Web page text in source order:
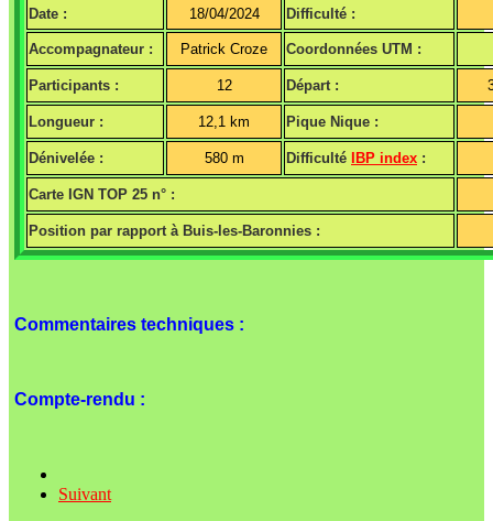
Date : 18/04/2024 Difficulté :
Accompagnateur : Patrick Croze Coordonnées UTM :
Participants : 12 Départ :
Longueur : 12,1 km Pique Nique :
Dénivelée : 580 m Difficulté IBP index :
Carte IGN TOP 25 n° :
Position par rapport à Buis-les-Baronnies :
Commentaires techniques :
Compte-rendu :
Suivant